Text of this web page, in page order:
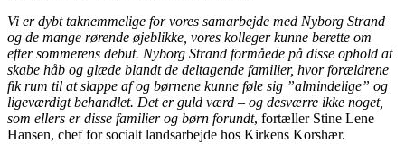
Vi er dybt taknemmelige for vores samarbejde med Nyborg Strand
og de mange rørende øjeblikke, vores kolleger kunne berette om
efter sommerens debut. Nyborg Strand formåede på disse ophold at
skabe håb og glæde blandt de deltagende familier, hvor forældrene
fik rum til at slappe af og børnene kunne føle sig ”almindelige” og
ligeværdigt behandlet. Det er guld værd – og desværre ikke noget,
som ellers er disse familier og børn forundt, fortæller Stine Lene
Hansen, chef for socialt landsarbejde hos Kirkens Korshær.